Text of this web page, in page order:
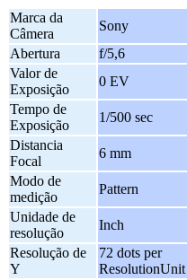
Marca da
Câmera
Sony
Abertura
f/5,6
Valor de
Exposição
0 EV
Tempo de
Exposição
1/500 sec
Distancia
Focal
6 mm
Modo de
medição
Pattern
Unidade de
resolução
Inch
Resolução de
Y
72 dots per
ResolutionUnit